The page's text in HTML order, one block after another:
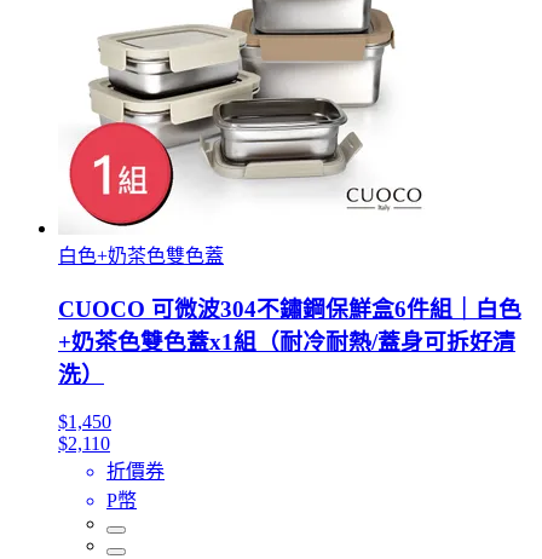
白色+奶茶色雙色蓋
CUOCO 可微波304不鏽鋼保鮮盒6件組｜白色
+奶茶色雙色蓋x1組（耐冷耐熱/蓋身可拆好清
洗）
$1,450
$2,110
折價券
P幣